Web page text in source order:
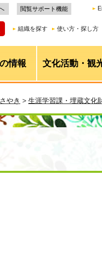
閲覧サポート機能
組織を探す 使い方・探し方
情報 文化活動・観
やき > 生涯学習課・埋蔵文化